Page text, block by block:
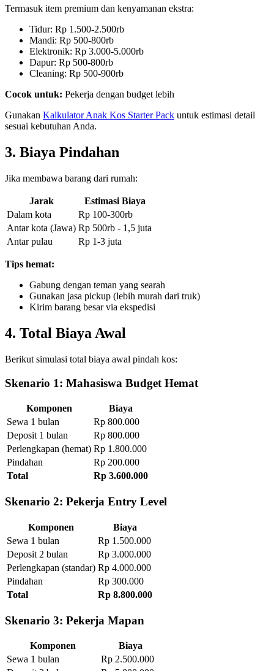
Termasuk item premium dan kenyamanan ekstra:
Tidur: Rp 1.500-2.500rb
Mandi: Rp 500-800rb
Elektronik: Rp 3.000-5.000rb
Dapur: Rp 500-800rb
Cleaning: Rp 500-900rb
Cocok untuk: Pekerja dengan budget lebih
Gunakan Kalkulator Anak Kos Starter Pack untuk estimasi detail
sesuai kebutuhan Anda.
3. Biaya Pindahan
Jika membawa barang dari rumah:
Jarak
Estimasi Biaya
Dalam kota
Rp 100-300rb
Antar kota (Jawa) Rp 500rb - 1,5 juta
Antar pulau
Rp 1-3 juta
Tips hemat:
Gabung dengan teman yang searah
Gunakan jasa pickup (lebih murah dari truk)
Kirim barang besar via ekspedisi
4. Total Biaya Awal
Berikut simulasi total biaya awal pindah kos:
Skenario 1: Mahasiswa Budget Hemat
Komponen
Biaya
Sewa 1 bulan
Rp 800.000
Deposit 1 bulan
Rp 800.000
Perlengkapan (hemat) Rp 1.800.000
Pindahan
Rp 200.000
Total
Rp 3.600.000
Skenario 2: Pekerja Entry Level
Komponen
Biaya
Sewa 1 bulan
Rp 1.500.000
Deposit 2 bulan
Rp 3.000.000
Perlengkapan (standar) Rp 4.000.000
Pindahan
Rp 300.000
Total
Rp 8.800.000
Skenario 3: Pekerja Mapan
Komponen
Biaya
Sewa 1 bulan
Rp 2.500.000